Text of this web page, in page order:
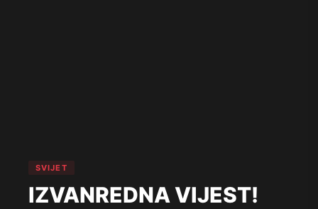
SVIJET
IZVANREDNA VIJEST!